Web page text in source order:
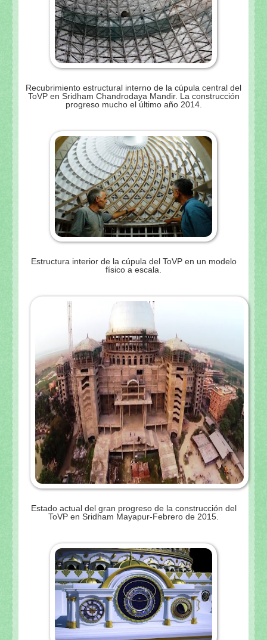
Recubrimiento estructural interno de la cúpula central del
ToVP en Sridham Chandrodaya Mandir. La construcción
progreso mucho el último año 2014.
Estructura interior de la cúpula del ToVP en un modelo
físico a escala.
Estado actual del gran progreso de la construcción del
ToVP en Sridham Mayapur-Febrero de 2015.